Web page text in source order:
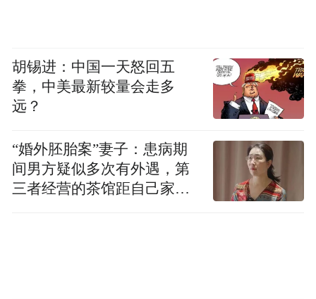
胡锡进：中国一天怒回五
拳，中美最新较量会走多
远？
“婚外胚胎案”妻子：患病期
间男方疑似多次有外遇，第
三者经营的茶馆距自己家步